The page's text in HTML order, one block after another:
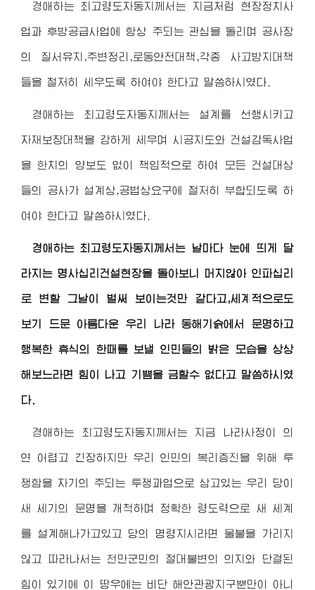
경애하는 최고령도자동지 께서는 지금처럼 현장정치사
업과 후방공급사업에 항상 주되는 관심을 돌리며 공사장
의 질서유지,주변정리,로동안전대책,각종 사고방지대책
들을 철저히 세우도록 하여야 한다고 말씀하시였다.
경애하는 최고령도자동지 께서는 설계를 선행시키고
자재보장대책을 강하게 세우며 시공지도와 건설감독사업
을 한치의 양보도 없이 책임적으로 하여 모든 건설대상
들의 공사가 설계상,공법상요구에 철저히 부합되도록 하
여야 한다고 말씀하시였다.
경애하는 최고령도자동지 께서는 날마다 눈에 띄게 달
라지는 명사십리건설현장을 돌아보니 머지않아 인파십리
로 변할 그날이 벌써 보이는것만 같다고,세계적으로도
보기 드문 아름다운 우리 나라 동해기슭에서 문명하고
행복한 휴식의 한때를 보낼 인민들의 밝은 모습을 상상
해보느라면 힘이 나고 기쁨을 금할수 없다고 말씀하시였
다.
경애하는 최고령도자동지 께서는 지금 나라사정이 의
연 어렵고 긴장하지만 우리 인민의 복리증진을 위해 투
쟁함을 자기의 주되는 투쟁과업으로 삼고있는 우리 당이
새 세기의 문명을 개척하며 정확한 령도력으로 새 세계
를 설계해나가고있고 당의 명령지시라면 물불을 가리지
않고 따라나서는 천만군민의 절대불변의 의지와 단결된
힘이 있기에 이 땅우에는 비단 해안관광지구뿐만이 아니